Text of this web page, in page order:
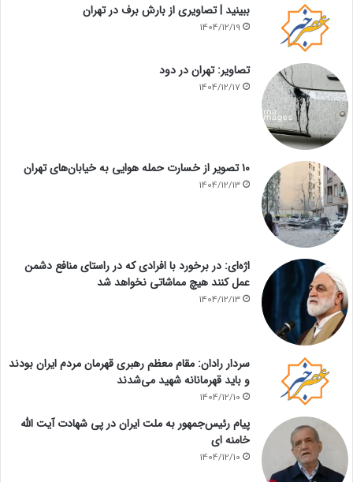
ببینید | تصاویری از بارش برف در تهران
1404/12/19
تصاویر: تهران در دود
1404/12/17
۱۰ تصویر از خسارت حمله هوایی به خیابان‌های تهران
1404/12/13
اژه‌ای: در برخورد با افرادی که در راستای منافع دشمن
عمل کنند هیچ مماشاتی نخواهد شد
1404/12/13
سردار رادان: مقام معظم رهبری قهرمان مردم ایران بودند
و باید قهرمانانه شهید می‌شدند
1404/12/10
پیام رئیس‌جمهور به ملت ایران در پی شهادت آیت الله
خامنه ای
1404/12/10